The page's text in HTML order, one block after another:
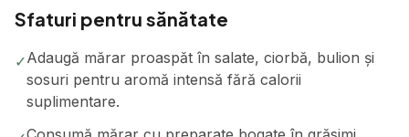
Sfaturi pentru sănătate
✓Adaugă mărar proaspăt în salate, ciorbă, bulion și
sosuri pentru aromă intensă fără calorii
suplimentare.